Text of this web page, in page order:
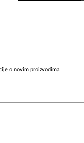
o novim proizvodima.